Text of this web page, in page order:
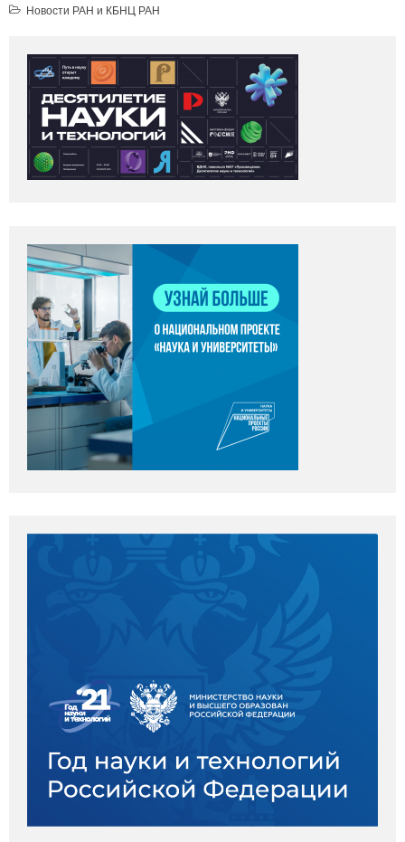
Новости РАН и КБНЦ РАН